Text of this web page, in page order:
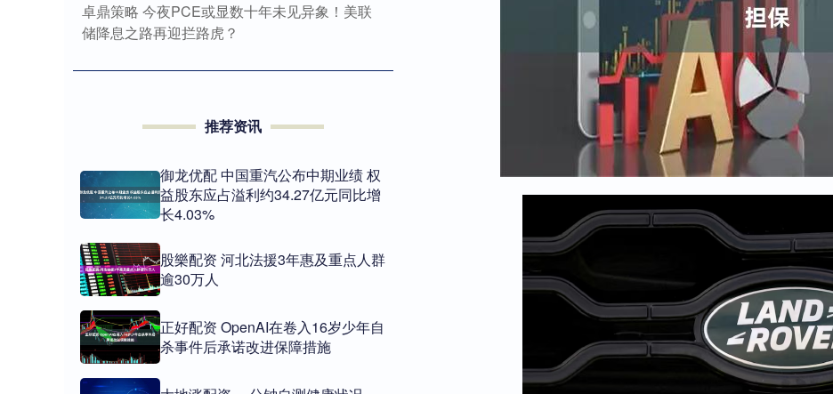
卓鼎策略 今夜PCE或显数十年未见异象！美联
储降息之路再迎拦路虎？
推荐资讯
御龙优配 中国重汽公布中期业绩 权
益股东应占溢利约34.27亿元同比增
长4.03%
股樂配资 河北法援3年惠及重点人群
逾30万人
正好配资 OpenAI在卷入16岁少年自
杀事件后承诺改进保障措施